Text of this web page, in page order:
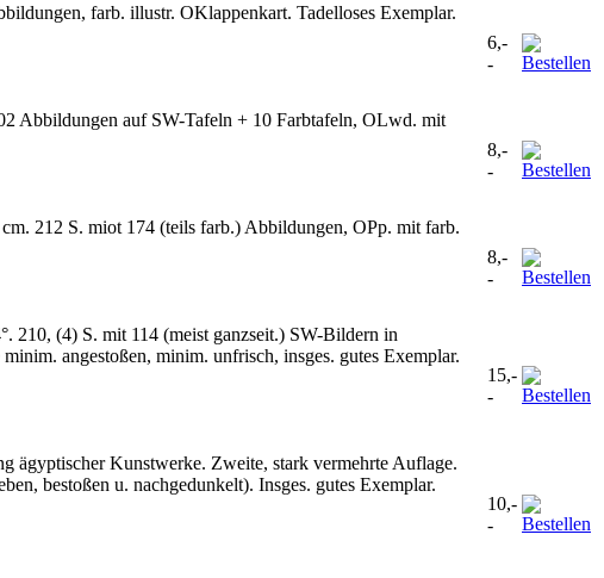
farb. illustr. OKlappenkart. Tadelloses Exemplar.
6,-
-
Abbildungen auf SW-Tafeln + 10 Farbtafeln, OLwd. mit
8,-
-
212 S. miot 174 (teils farb.) Abbildungen, OPp. mit farb.
8,-
-
210, (4) S. mit 114 (meist ganzseit.) SW-Bildern in
angestoßen, minim. unfrisch, insges. gutes Exemplar.
15,-
-
ägyptischer Kunstwerke. Zweite, stark vermehrte Auflage.
bestoßen u. nachgedunkelt). Insges. gutes Exemplar.
10,-
-